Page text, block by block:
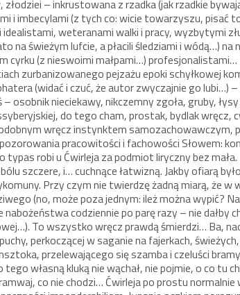
– inkrustowana z rzadka (jak rzadkie
i imbecylami (z tych co: wicie towarzyszu, pisać
weteranami walki i pracy, wyzbytymi
na świeżym lufcie, a płacili śledziami i wódą…)
cyrku (z nieswoimi małpami…)
zurbanizowanego pejzażu epoki schyłkowej
(widać i czuć, że autor zwyczajnie go lubi…)
osobnik nieciekawy, nikczemny zgoła, gruby,
do tego cham, prostak, bydlak
wręcz instynktem samozachowawczym,
pracowitości i fachowości Słowem:
typas robi u Ćwirleja za podmiot liryczny bez
szczere, i… cuchnące łatwizną. Jakby ofiarą
Przy czym nie twierdzę żadną miarą, że w
(no, może poza jednym: ileż można wypić?
codziennie po parę razy – nie dałby
To wszystko wręcz prawdą śmierdzi… Ba,
perkoczącej w saganie na fajerkach,
przelewającego się szamba i czeluści
własną kluką nie wąchał, nie pojmie, o co tu
co nie chodzi… Ćwirleja po prostu